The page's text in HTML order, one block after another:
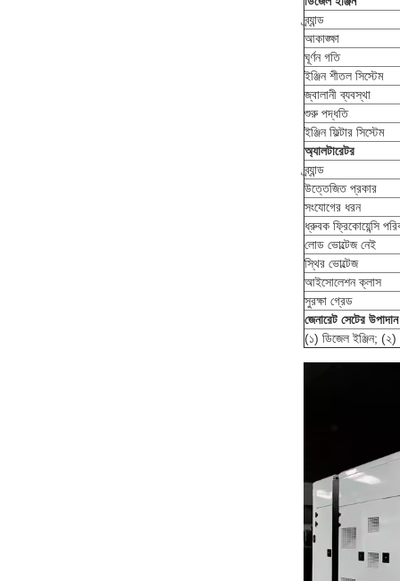
ব্র্যান্ড
আকাঙ্ক্ষা
ঘূর্ণন গতি
ইঞ্জিন শীতল সিস্টেম
জ্বালানী ব্যবস্থা
শুরু পদ্ধতি
ইঞ্জিন ফিল্টার সিস্টেম
অ্যালটারেটর
ব্র্যান্ড
উত্তেজিত প্রকার
সংযোগের ধরন
ধ্রুবক ফ্রিকোয়েন্সি
লোড ভোল্টেজ নেই
স্থির ভোল্টেজ
আইসোলেশন ক্লাস
সুরক্ষা গ্রেড
জেনারেট সেটের উপাদান
(১) ডিজেল ইঞ্জিন; (২)